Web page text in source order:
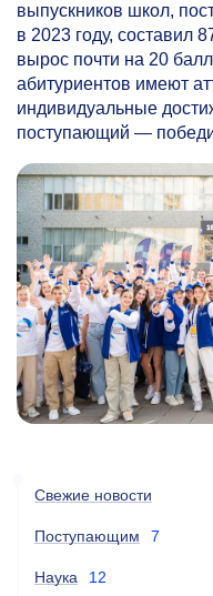
выпускников школ,
в 2023 году, составил
вырос почти на 20
абитуриентов имеют
индивидуальные
поступающий —
Свежие новости
Поступающим 7
Наука 12